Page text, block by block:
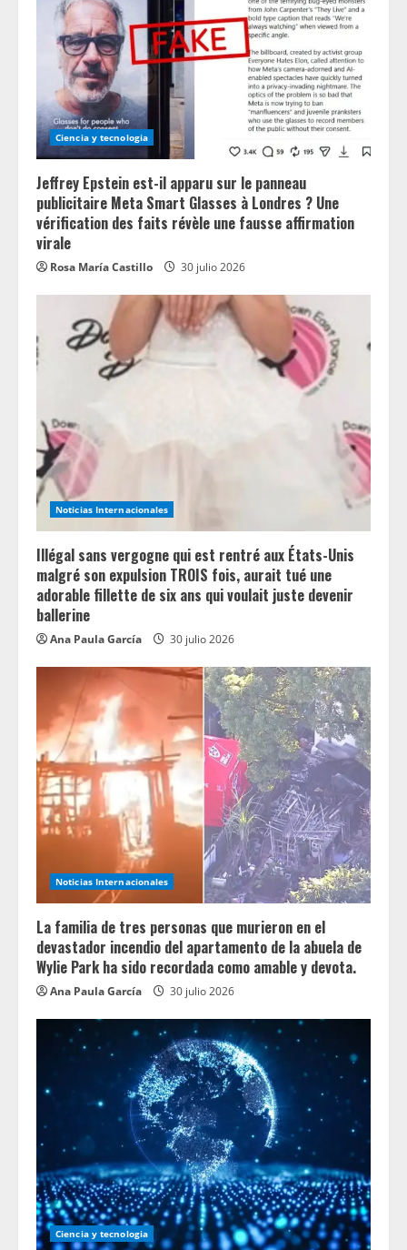
Ciencia y tecnologia
Jeffrey Epstein est-il apparu sur le panneau
publicitaire Meta Smart Glasses à Londres ? Une
vérification des faits révèle une fausse affirmation
virale
Rosa María Castillo 30 julio 2026
Noticias Internacionales
Illégal sans vergogne qui est rentré aux États-Unis
malgré son expulsion TROIS fois, aurait tué une
adorable fillette de six ans qui voulait juste devenir
ballerine
Ana Paula García 30 julio 2026
Noticias Internacionales
La familia de tres personas que murieron en el
devastador incendio del apartamento de la abuela de
Wylie Park ha sido recordada como amable y devota.
Ana Paula García 30 julio 2026
Ciencia y tecnologia